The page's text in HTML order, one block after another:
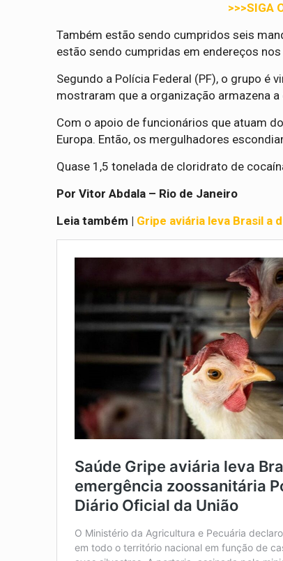
>>>SIGA
Também estão sendo cumpridos seis
estão sendo cumpridas em endereços
Segundo a Polícia Federal (PF), o grupo
mostraram que a organização armazena
Com o apoio de funcionários que atuam
Europa. Então, os mergulhadores
Quase 1,5 tonelada de cloridrato de
Por Vitor Abdala – Rio de Janeiro
Leia também | Gripe aviária leva Brasil